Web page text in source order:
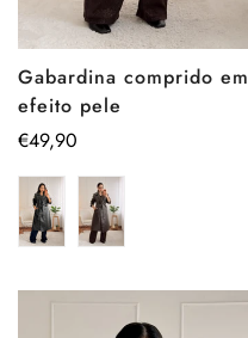
Gabardina comprido em
efeito pele
Preço
€49,90